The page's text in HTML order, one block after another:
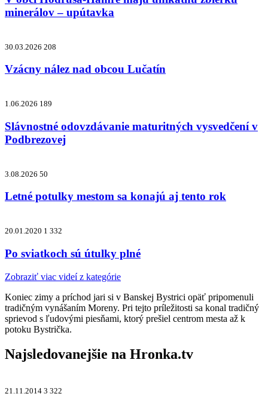
minerálov – upútavka
30.03.2026 208
Vzácny nález nad obcou Lučatín
1.06.2026 189
Slávnostné odovzdávanie maturitných vysvedčení v
Podbrezovej
3.08.2026 50
Letné potulky mestom sa konajú aj tento rok
20.01.2020 1 332
Po sviatkoch sú útulky plné
Zobraziť viac videí z kategórie
Koniec zimy a príchod jari si v Banskej Bystrici opäť pripomenuli
tradičným vynášaním Moreny. Pri tejto príležitosti sa konal tradičný
sprievod s ľudovými piesňami, ktorý prešiel centrom mesta až k
potoku Bystrička.
Najsledovanejšie na Hronka.tv
21.11.2014 3 322